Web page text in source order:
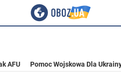
AFU Pomoc Wojskowa Dla